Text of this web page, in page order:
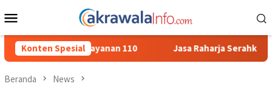
ke
Mobile
Konten Spesial
110 Jasa Raharja Serahkan Santunan kepada Ahli
Beranda News